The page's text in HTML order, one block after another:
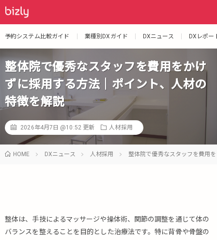
予約システム比較ガイド 業種別DXガイド DXニュース DXレポー
整体院で優秀なスタッフを費用をかけ
ずに採用する方法｜ポイント、人材の
特徴を解説
2026年4月7日 @10:52更新 人材採用
HOME DXニュース 人材採用 整体院で優秀なスタッフを費用
整体は、手技によるマッサージや操体術、関節の調整を通じて体の
バランスを整えることを目的とした治療法です。特に背骨や骨盤の